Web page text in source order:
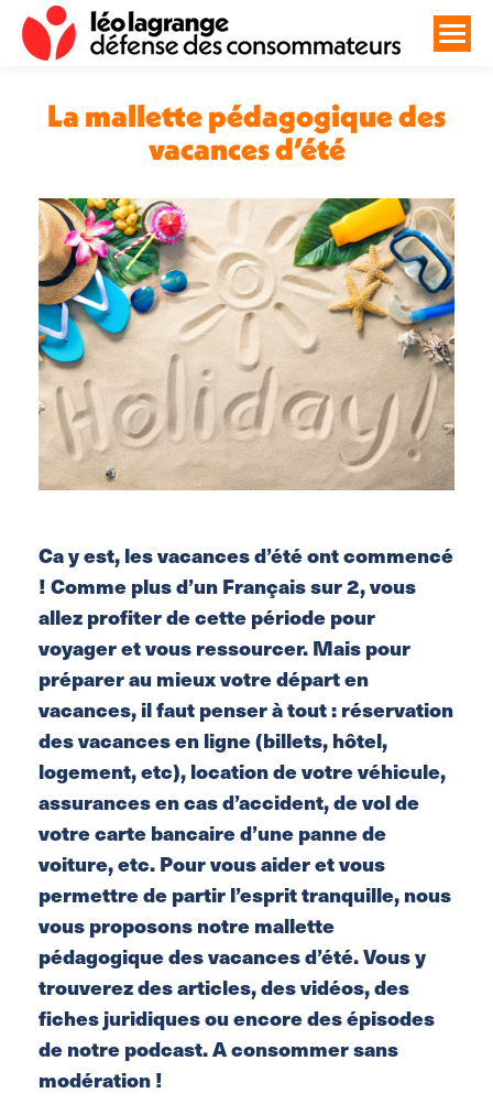
La mallette pédagogique des
vacances d’été
Ca y est, les vacances d’été ont commencé
! Comme plus d’un Français sur 2, vous
allez profiter de cette période pour
voyager et vous ressourcer. Mais pour
préparer au mieux votre départ en
vacances, il faut penser à tout : réservation
des vacances en ligne (billets, hôtel,
logement, etc), location de votre véhicule,
assurances en cas d’accident, de vol de
votre carte bancaire d’une panne de
voiture, etc. Pour vous aider et vous
permettre de partir l’esprit tranquille, nous
vous proposons notre mallette
pédagogique des vacances d’été. Vous y
trouverez des articles, des vidéos, des
fiches juridiques ou encore des épisodes
de notre podcast. A consommer sans
modération !